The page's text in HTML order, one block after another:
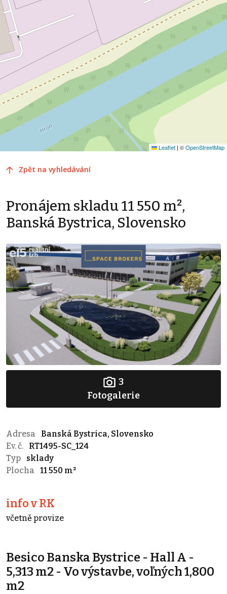
Leaflet | ©OpenStreetMap
Zpět na vyhledávání
Pronájem skladu 11 550 m²,
Banská Bystrica, Slovensko
3
Fotogalerie
Adresa
Banská Bystrica, Slovensko
Ev. č.
RT1495-SC_124
Typ
sklady
Plocha
11 550 m²
info v RK
včetně provize
Besico Banska Bystrice - Hall A -
5,313 m2 - Vo výstavbe, voľných 1,800
m2